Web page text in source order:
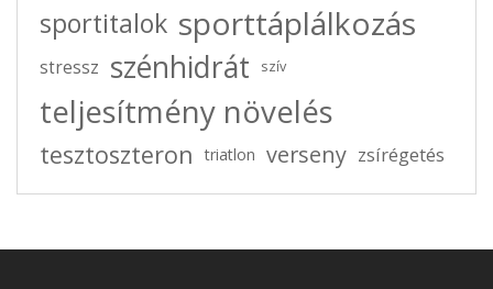
sportitalok sporttáplálkozás
stressz szénhidrát szív
teljesítmény növelés
tesztoszteron triatlon verseny zsírégetés